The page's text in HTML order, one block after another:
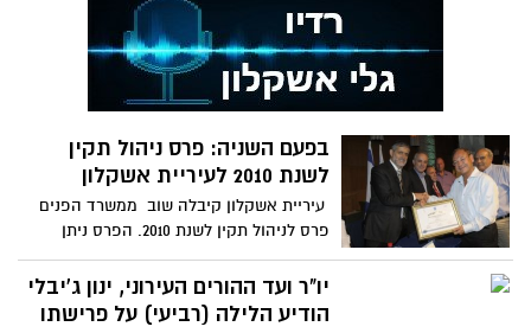
בפעם השניה: פרס ניהול תקין
לשנת 2010 לעיריית אשקלון
עיריית אשקלון קיבלה שוב ממשרד הפנים
פרס לניהול תקין לשנת 2010. הפרס ניתן
לעירייה על בסיס עמידה
יו"ר ועד ההורים העירוני, ינון ג'יבלי
הודיע הלילה (רביעי) על פרישתו